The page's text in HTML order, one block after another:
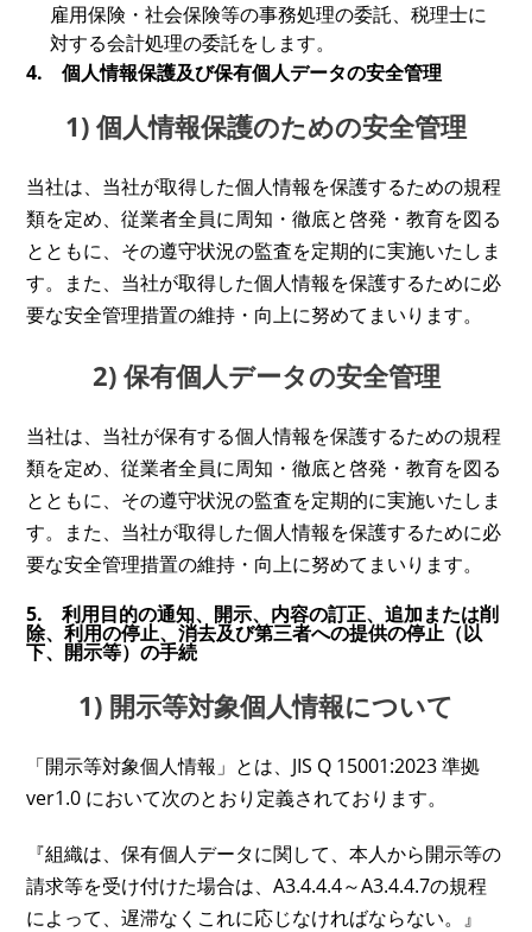
雇用保険・社会保険等の事務処理の委託、税理士に
対する会計処理の委託をします。
4. 個人情報保護及び保有個人データの安全管理
1) 個人情報保護のための安全管理
当社は、当社が取得した個人情報を保護するための規程
類を定め、従業者全員に周知・徹底と啓発・教育を図る
とともに、その遵守状況の監査を定期的に実施いたしま
す。また、当社が取得した個人情報を保護するために必
要な安全管理措置の維持・向上に努めてまいります。
2) 保有個人データの安全管理
当社は、当社が保有する個人情報を保護するための規程
類を定め、従業者全員に周知・徹底と啓発・教育を図る
とともに、その遵守状況の監査を定期的に実施いたしま
す。また、当社が取得した個人情報を保護するために必
要な安全管理措置の維持・向上に努めてまいります。
5. 利用目的の通知、開示、内容の訂正、追加または削
除、利用の停止、消去及び第三者への提供の停止（以
下、開示等）の手続
1) 開示等対象個人情報について
「開示等対象個人情報」とは、JIS Q 15001:2023 準拠
ver1.0 において次のとおり定義されております。
『組織は、保有個人データに関して、本人から開示等の
請求等を受け付けた場合は、A3.4.4.4～A3.4.4.7の規程
によって、遅滞なくこれに応じなければならない。』